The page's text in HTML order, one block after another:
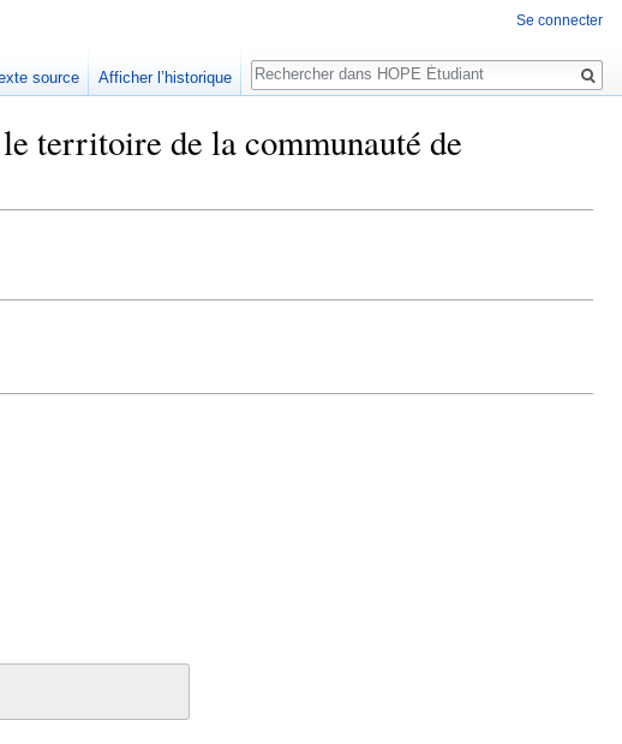
territoire de la communauté de
Se connecter
source Afficher l’historique
Rechercher